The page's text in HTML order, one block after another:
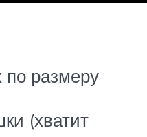
по размеру
(хватит